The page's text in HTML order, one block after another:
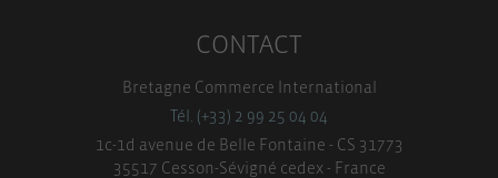
CONTACT
Bretagne Commerce International
Tél. (+33) 2 99 25 04 04
1c-1d avenue de Belle Fontaine - CS 31773
35517 Cesson-Sévigné cedex - France